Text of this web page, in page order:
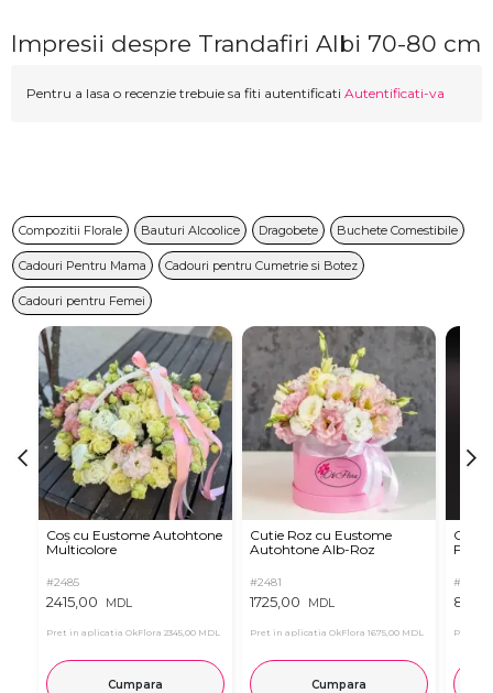
Impresii despre Trandafiri Albi 70-80 cm
Pentru a lasa o recenzie trebuie sa fiti autentificati Autentificati-va
Compozitii Florale Bauturi Alcoolice Dragobete Buchete Comestibile
Cadouri Pentru Mama Cadouri pentru Cumetrie si Botez
Cadouri pentru Femei
Coș cu Eustome Autohtone
Multicolore
#2485
2415,00 MDL
Pret in aplicatia OkFlora 2345,00 MDL
Cumpara
Cutie Roz cu Eustome
Autohtone Alb-Roz
#2481
1725,00 MDL
Pret in aplicatia OkFlora 1675,00 MDL
Cumpara
Cutie
#2854
Pret in